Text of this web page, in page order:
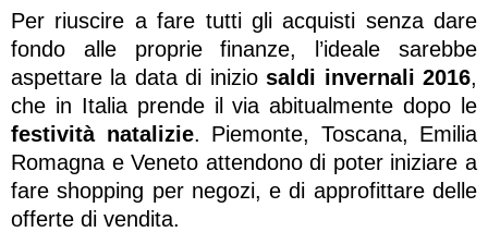
Per riuscire a fare tutti gli acquisti senza dare
fondo alle proprie finanze, l’ideale sarebbe
aspettare la data di iniziosaldi invernali 2016,
che in Italia prende il via abitualmente dopo le
festività natalizie. Piemonte, Toscana, Emilia
Romagna e Veneto attendono di poter iniziare a
fare shopping per negozi, e di approfittare delle
offerte di vendita.